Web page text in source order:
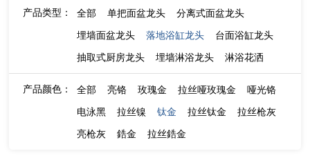
产品类型： 全部 单把面盆龙头
分离式面盆龙头
埋墙面盆龙头
落地浴缸龙头
台面浴缸龙头
抽取式厨房龙头
埋墙淋浴龙头 淋浴花洒
产品颜色： 全部 亮铬 玫瑰金 拉丝哑玫瑰金
哑光铬
电泳黑
拉丝镍 钛金 拉丝钛金
拉丝枪灰
亮枪灰
鋯金 拉丝鋯金